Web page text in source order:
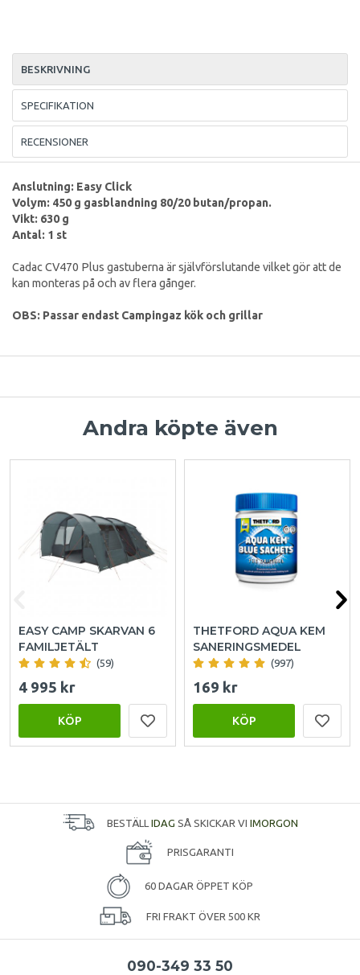
BESKRIVNING
SPECIFIKATION
RECENSIONER
Anslutning: Easy Click
Volym: 450 g gasblandning 80/20 butan/propan.
Vikt: 630 g
Antal: 1 st
Cadac CV470 Plus gastuberna är självförslutande vilket gör att de
kan monteras på och av flera gånger.
OBS: Passar endast Campingaz kök och grillar
Andra köpte även
EASY CAMP SKARVAN 6
FAMILJETÄLT
(59)
4 995 kr
KÖP
THETFORD AQUA KEM
SANERINGSMEDEL
(997)
169 kr
KÖP
BESTÄLL IDAG SÅ SKICKAR VI IMORGON
PRISGARANTI
60 DAGAR ÖPPET KÖP
FRI FRAKT ÖVER 500 KR
090-349 33 50